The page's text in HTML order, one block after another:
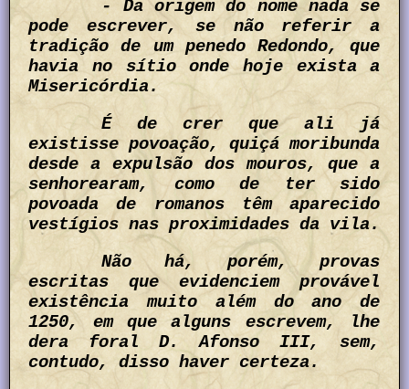
- Da origem do nome nada se
pode escrever, se não referir a
tradição de um penedo Redondo, que
havia no sítio onde hoje exista a
Misericórdia.
É de crer que ali já
existisse povoação, quiçá moribunda
desde a expulsão dos mouros, que a
senhorearam, como de ter sido
povoada de romanos têm aparecido
vestígios nas proximidades da vila.
Não há, porém, provas
escritas que evidenciem provável
existência muito além do ano de
1250, em que alguns escrevem, lhe
dera foral D. Afonso III, sem,
contudo, disso haver certeza.